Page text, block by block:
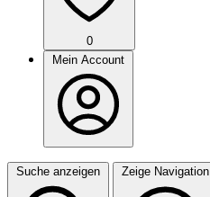
0
Mein Account
Suche anzeigen Zeige Navigation